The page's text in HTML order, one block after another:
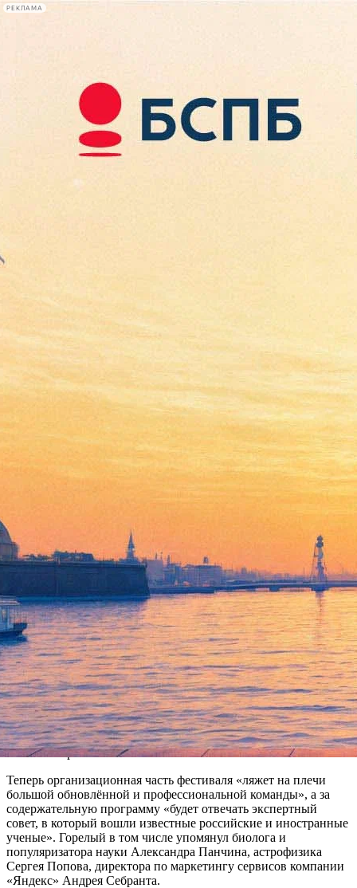
РЕКЛАМА
Сегодня:
2026.08.08
20:31
Афиша Plus
Идеолог GEEK PICNIC
Николай Горелый покидает
проект
Версия для печати
Идеолог и соучердитель фестиваля GEEK PICNIC Николай
Горелый покидает проект. Вместо научного open-air’а он
займётся организацией крупнейшего в России
киберспортивного чемпионата.
Об этом Горелый сообщил 22 марта в Facebook, передаёт
sobaka.ru.
«Пять лет во главе команды GEEK PICNIC я делал фестиваль
будущего — для смелых людей, которые умеют думать и
творить… Но сейчас мои стремления и личные убеждения
изменились и уже не совпадают с идеологией фестиваля», —
отметил Горелый.
Теперь организационная часть фестиваля «ляжет на плечи
большой обновлённой и профессиональной команды», а за
содержательную программу «будет отвечать экспертный
совет, в который вошли известные российские и иностранные
ученые». Горелый в том числе упомянул биолога и
популяризатора науки Александра Панчина, астрофизика
Сергея Попова, директора по маркетингу сервисов компании
«Яндекс» Андрея Себранта.